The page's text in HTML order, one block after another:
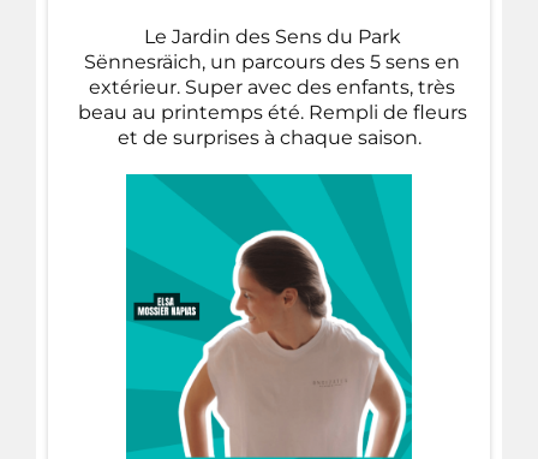
Le Jardin des Sens du Park
Sënnesräich, un parcours des 5 sens en
extérieur. Super avec des enfants, très
beau au printemps été. Rempli de fleurs
et de surprises à chaque saison.